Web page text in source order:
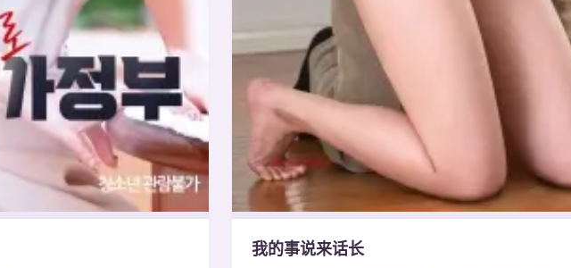
我的事说来话长